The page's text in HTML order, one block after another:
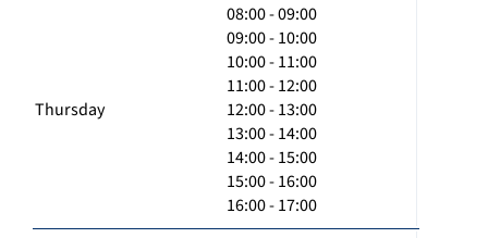
Thursday
08:00 - 09:00
09:00 - 10:00
10:00 - 11:00
11:00 - 12:00
12:00 - 13:00
13:00 - 14:00
14:00 - 15:00
15:00 - 16:00
16:00 - 17:00